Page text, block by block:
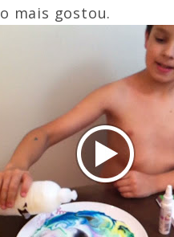
mais gostou.